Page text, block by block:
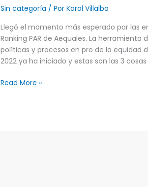
Sin categoría / PorKarol Villalba
Llegó el momento más esperado por las
Ranking PAR de Aequales. La
políticas y procesos en pro de la equidad
2022 ya ha iniciado y estas son las 3 cosas
debes
sobre
el
Ranking
PAR
Read More »